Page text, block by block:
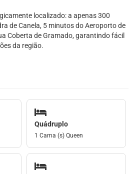
localizado: a apenas 300
de Canela, 5 minutos do Aeroporto de
Coberta de Gramado, garantindo fácil
da região.
Quádruplo
1 Cama (s) Queen